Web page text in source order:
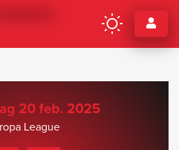
20 feb. 2025
League